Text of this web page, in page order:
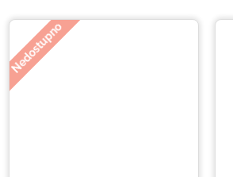
Nedostupno